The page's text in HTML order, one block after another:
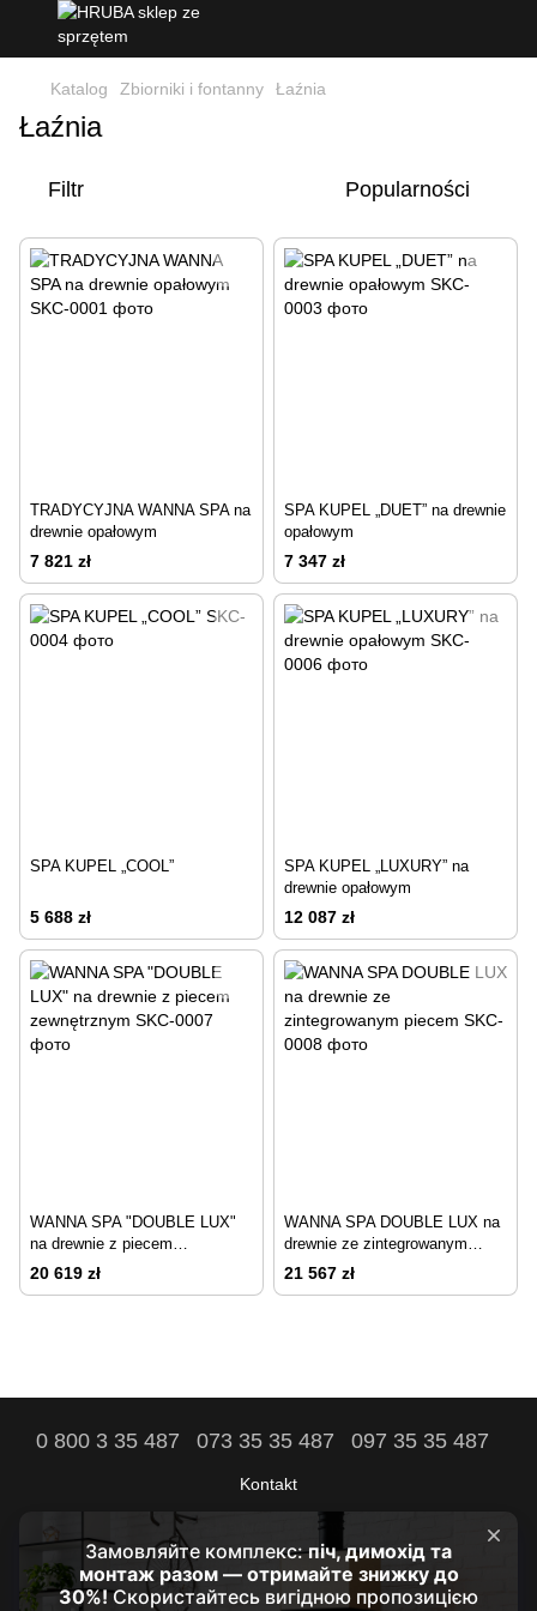
Katalog Zbiorniki i fontanny Łaźnia
Łaźnia
Filtr Popularności
TRADYCYJNA WANNA SPA na
drewnie opałowym
7 821 zł
SPA KUPEL „DUET” na drewnie
opałowym
7 347 zł
SPA KUPEL „COOL”
5 688 zł
SPA KUPEL „LUXURY” na
drewnie opałowym
12 087 zł
WANNA SPA "DOUBLE LUX"
na drewnie z piecem
zewnętrznym
20 619 zł
WANNA SPA DOUBLE LUX na
drewnie ze zintegrowanym
piecem
21 567 zł
0 800 3 35 487 073 35 35 487 097 35 35 487
Kontakt
Pełna wersja strony
Komfort Twojego domu jest naszym celem!
© 2021 - 2026 by HRUBA